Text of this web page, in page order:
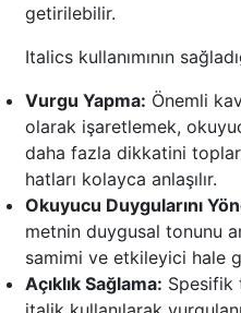
getirilebilir.
Italics kullanımının
Vurgu Yapma: Önemli
olarak işaretlemek,
daha fazla dikkatini
hatları kolayca anlaşılır.
Okuyucu Duygularını
metnin duygusal tonunu
samimi ve etkileyici hale
Açıklık Sağlama: Spesifik